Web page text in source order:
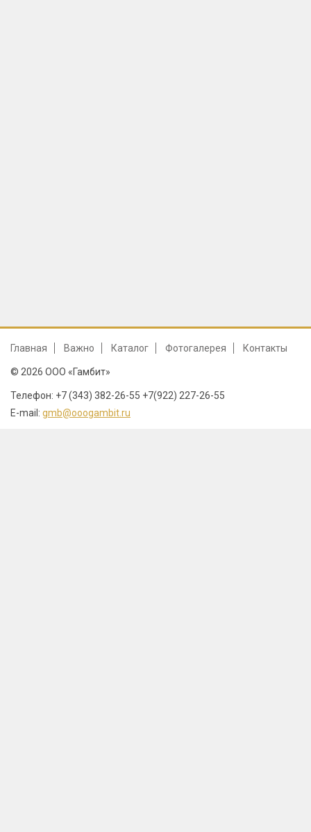
Главная Важно Каталог Фотогалерея Контакты
© 2026 ООО «Гамбит»
Телефон: +7 (343) 382-26-55 +7(922) 227-26-55
E-mail: gmb@ooogambit.ru